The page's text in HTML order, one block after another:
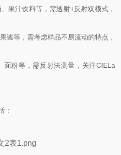
果汁饮料等，需透射+反射双模式，
酱等，需考虑样品不易流动的特点，
面粉等，需反射法测量，关注CIELa
：